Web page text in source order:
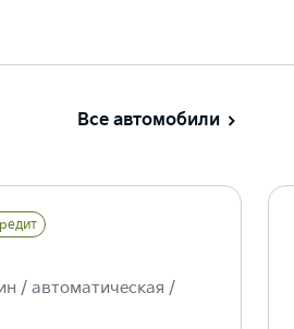
Все автомобили
/ автоматическая /